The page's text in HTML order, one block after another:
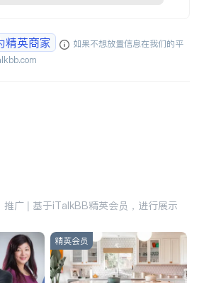
精英商家
如果不想放置信息在我们的平
推广 | 基于iTalkBB精英会员，进行展示
精英会员